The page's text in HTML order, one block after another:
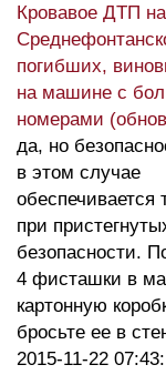
Кровавое ДТП на
погибших,
на машине с
номерами
да, но
в этом случае
обеспечивается
при
безопасности.
4 фисташки в
картонную
бросьте ее в
2015-11-22